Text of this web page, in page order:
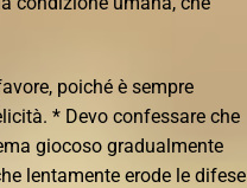
poiché è sempre
* Devo confessare che
giocoso gradualmente
lentamente erode le difese